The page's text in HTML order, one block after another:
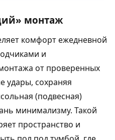
монтаж
комфорт ежедневной
и
от проверенных
удары, сохраняя
(подвесная)
минимализму. Такой
пространство и